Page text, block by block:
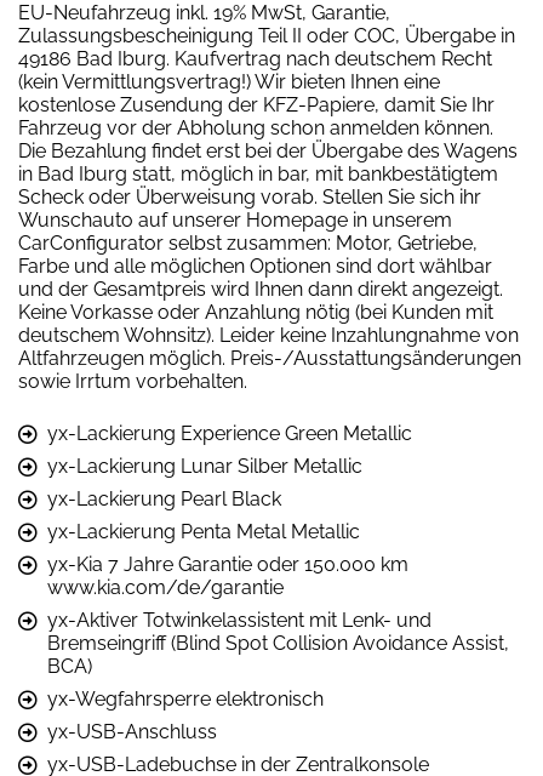
EU-Neufahrzeug inkl. 19% MwSt, Garantie,
Zulassungsbescheinigung Teil II oder COC, Übergabe in
49186 Bad Iburg. Kaufvertrag nach deutschem Recht
(kein Vermittlungsvertrag!) Wir bieten Ihnen eine
kostenlose Zusendung der KFZ-Papiere, damit Sie Ihr
Fahrzeug vor der Abholung schon anmelden können.
Die Bezahlung findet erst bei der Übergabe des Wagens
in Bad Iburg statt, möglich in bar, mit bankbestätigtem
Scheck oder Überweisung vorab. Stellen Sie sich ihr
Wunschauto auf unserer Homepage in unserem
CarConfigurator selbst zusammen: Motor, Getriebe,
Farbe und alle möglichen Optionen sind dort wählbar
und der Gesamtpreis wird Ihnen dann direkt angezeigt.
Keine Vorkasse oder Anzahlung nötig (bei Kunden mit
deutschem Wohnsitz). Leider keine Inzahlungnahme von
Altfahrzeugen möglich. Preis-/Ausstattungsänderungen
sowie Irrtum vorbehalten.
yx-Lackierung Experience Green Metallic
yx-Lackierung Lunar Silber Metallic
yx-Lackierung Pearl Black
yx-Lackierung Penta Metal Metallic
yx-Kia 7 Jahre Garantie oder 150.000 km
www.kia.com/de/garantie
yx-Aktiver Totwinkelassistent mit Lenk- und
Bremseingriff (Blind Spot Collision Avoidance Assist,
BCA)
yx-Wegfahrsperre elektronisch
yx-USB-Anschluss
yx-USB-Ladebuchse in der Zentralkonsole